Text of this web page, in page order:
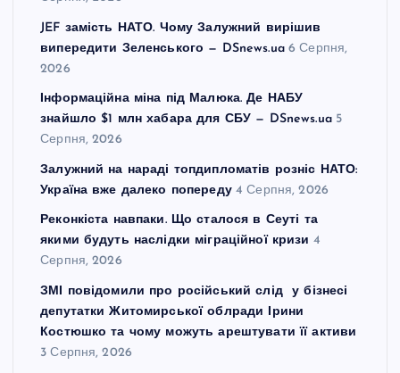
я
з
а
п
и
і
в
JEF замість НАТО. Чому Залужний вирішив
випередити Зеленського — DSnews.ua 6 Серпня,
2026
Інформаційна міна під Малюка. Де НАБУ
знайшло $1 млн хабара для СБУ — DSnews.ua 5
Серпня, 2026
Залужний на нараді топдипломатів розніс НАТО:
Україна вже далеко попереду 4 Серпня, 2026
Реконкіста навпаки. Що сталося в Сеуті та
якими будуть наслідки міграційної кризи 4
Серпня, 2026
ЗМІ повідомили про російський слід у бізнесі
депутатки Житомирської облради Ірини
Костюшко та чому можуть арештувати її активи
3 Серпня, 2026